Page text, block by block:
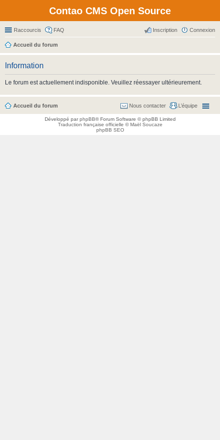
Contao CMS Open Source
Raccourcis FAQ Connexion
Inscription
Accueil du forum
Information
Le forum est actuellement indisponible. Veuillez réessayer ultérieurement.
Accueil du forum L’équipe
Nous contacter
Développé parphpBB® Forum Software © phpBB Limited
Traduction française officielle ©Maël Soucaze
phpBB SEO